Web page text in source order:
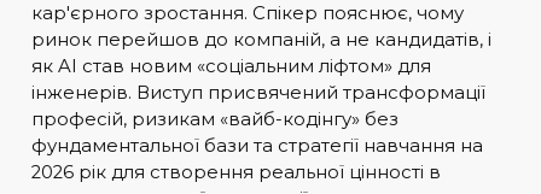
кар'єрного зростання. Спікер пояснює, чому
ринок перейшов до компаній, а не кандидатів, і
як AI став новим «соціальним ліфтом» для
інженерів. Виступ присвячений трансформації
професій, ризикам «вайб-кодінгу» без
фундаментальної бази та стратегії навчання на
2026 рік для створення реальної цінності в